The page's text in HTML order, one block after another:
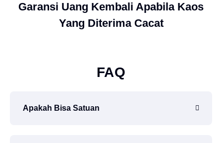
Garansi Uang Kembali Apabila Kaos
Yang Diterima Cacat
FAQ
Apakah Bisa Satuan